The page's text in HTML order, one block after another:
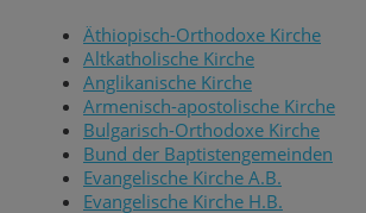
Äthiopisch-Orthodoxe Kirche
Altkatholische Kirche
Anglikanische Kirche
Armenisch-apostolische Kirche
Bulgarisch-Orthodoxe Kirche
Bund der Baptistengemeinden
Evangelische Kirche A.B.
Evangelische Kirche H.B.